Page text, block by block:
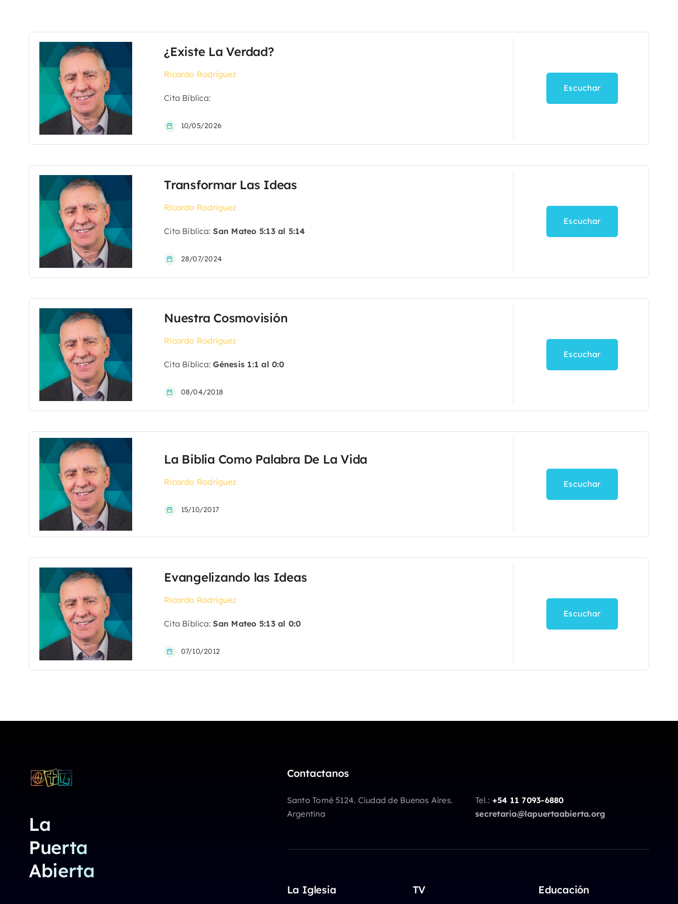
¿Existe La Verdad?
Ricardo Rodríguez
Cita Bíblica:
10/05/2026
Escuchar
Transformar Las Ideas
Ricardo Rodríguez
Cita Bíblica:San Mateo 5:13 al 5:14
28/07/2024
Escuchar
Nuestra Cosmovisión
Ricardo Rodríguez
Cita Bíblica:Génesis 1:1 al 0:0
08/04/2018
Escuchar
La Biblia Como Palabra De La Vida
Ricardo Rodríguez
15/10/2017
Escuchar
Evangelizando las Ideas
Ricardo Rodríguez
Cita Bíblica:San Mateo 5:13 al 0:0
07/10/2012
Escuchar
La
Puerta
Abierta
Contactanos
Santo Tomé 5124. Ciudad de Buenos Aires.
Argentina
Tel.: +54 11 7093-6880
secretaria@lapuertaabierta.org
La Iglesia TV Educación